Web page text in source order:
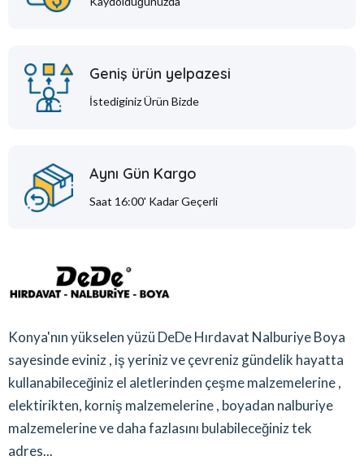
Geniş ürün yelpazesi
İstediginiz Ürün Bizde
Aynı Gün Kargo
Saat 16:00' Kadar Geçerli
Konya'nın yükselen yüzü DeDe Hırdavat Nalburiye Boya
sayesinde eviniz , iş yeriniz ve çevreniz gündelik hayatta
kullanabileceğiniz el aletlerinden çeşme malzemelerine ,
elektirikten, korniş malzemelerine , boyadan nalburiye
malzemelerine ve daha fazlasını bulabileceğiniz tek
adres...